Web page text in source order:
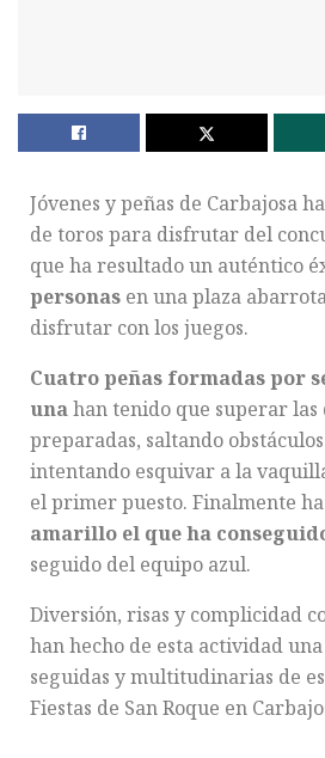
Jóvenes y peñas de Carbajosa
de toros para disfrutar del
que ha resultado un auténtico
personas en una plaza
disfrutar con los juegos.
Cuatro peñas formadas por
unahan tenido que superar
preparadas, saltando
intentando esquivar a la
el primer puesto. Finalmente
amarillo el que ha
seguido del equipo azul.
Diversión, risas y complicidad
han hecho de esta actividad una
seguidas y multitudinarias de
Fiestas de San Roque en